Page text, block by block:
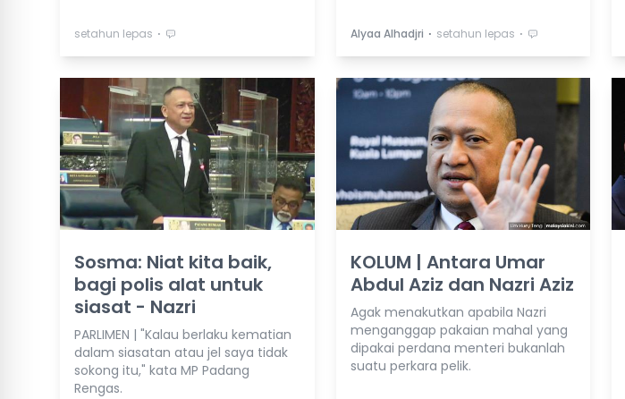
setahun lepas ⋅ Alyaa Alhadjri ⋅ setahun lepas ⋅
Sosma: Niat kita baik,
bagi polis alat untuk
siasat - Nazri
PARLIMEN | "Kalau berlaku kematian
dalam siasatan atau jel saya tidak
sokong itu," kata MP Padang
Rengas.
KOLUM | Antara Umar
Abdul Aziz dan Nazri Aziz
Agak menakutkan apabila Nazri
menganggap pakaian mahal yang
dipakai perdana menteri bukanlah
suatu perkara pelik.